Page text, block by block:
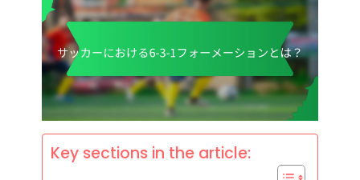
Key sections in the article: